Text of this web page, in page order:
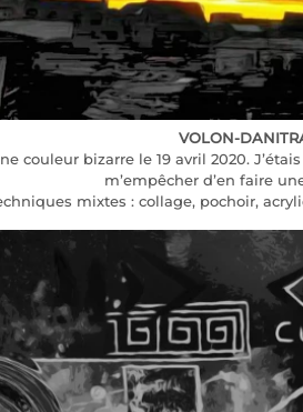
VOLON-
couleur bizarre le 19 avril 2020.
m’empêcher d’en faire
mixtes : collage, pochoir,